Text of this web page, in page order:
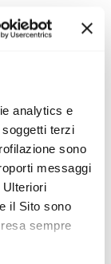
analytics e
terzi
sono
messaggi
Ulteriori
il Sito sono
sempre
per
unico dichi
di attrarre
immergersi
una
un numero
offre una
il